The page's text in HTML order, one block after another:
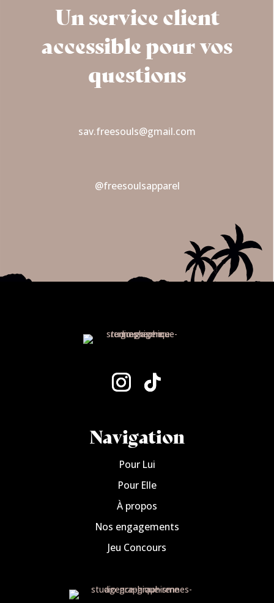
Un service client
accessible pour vos
questions
sav.freesouls@gmail.com
@freesoulsapparel
Navigation
Pour Lui
Pour Elle
À propos
Nos engagements
Jeu Concours